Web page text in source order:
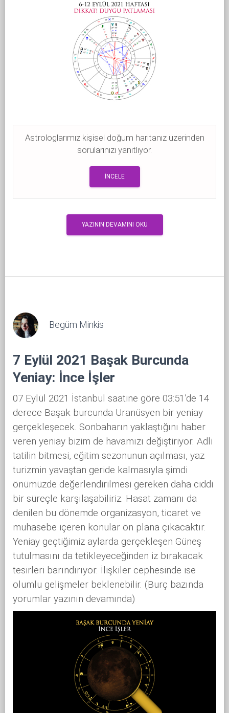
Astrologlarımız kişisel doğum haritanız üzerinden
sorularınızı yanıtlıyor.
İNCELE
YAZININ DEVAMINI OKU
Begüm Minkis
7 Eylül 2021 Başak Burcunda
Yeniay: İnce İşler
07 Eylül 2021 İstanbul saatine göre 03:51’de 14
derece Başak burcunda Uranüsyen bir yeniay
gerçekleşecek. Sonbaharın yaklaştığını haber
veren yeniay bizim de havamızı değiştiriyor. Adli
tatilin bitmesi, eğitim sezonunun açılması, yaz
turizmin yavaştan geride kalmasıyla şimdi
önümüzde değerlendirilmesi gereken daha ciddi
bir süreçle karşılaşabiliriz. Hasat zamanı da
denilen bu dönemde organizasyon, ticaret ve
muhasebe içeren konular ön plana çıkacaktır.
Yeniay geçtiğimiz aylarda gerçekleşen Güneş
tutulmasını da tetikleyeceğinden iz bırakacak
tesirleri barındırıyor. İlişkiler cephesinde ise
olumlu gelişmeler beklenebilir. (Burç bazında
yorumlar yazının devamında)